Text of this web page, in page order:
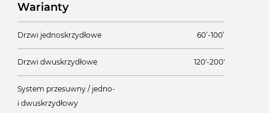
Warianty
Drzwi jednoskrzydłowe 60’-100’
Drzwi dwuskrzydłowe 120'-200'
System przesuwny / jedno-
i dwuskrzydłowy